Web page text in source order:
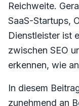
Reichweite.
SaaS-Startups,
Dienstleister ist
zwischen SEO
erkennen, wie
In diesem
zunehmend an